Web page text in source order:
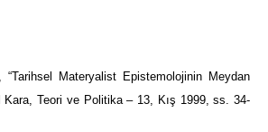
“Tarihsel Materyalist Epistemolojinin Meydan
Kara, Teori ve Politika – 13, Kış 1999, ss. 34-